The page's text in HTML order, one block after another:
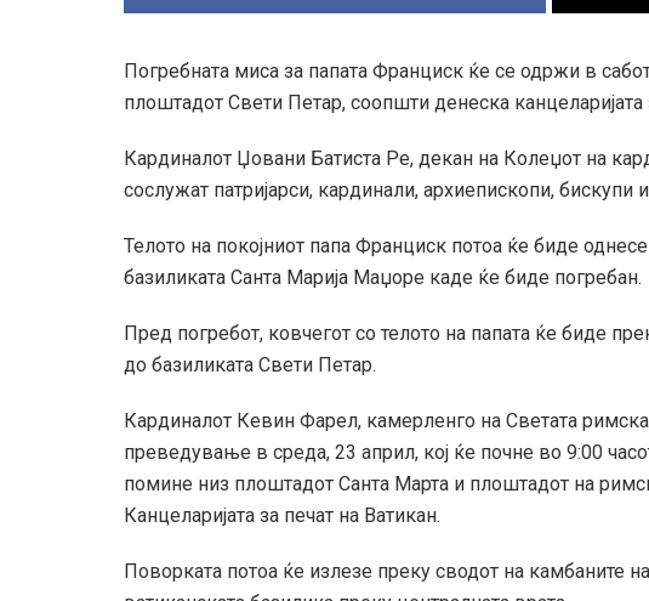
Погребната миса за папата Франциск ќе се одржи в
плоштадот Свети Петар, соопшти денеска канцеларијата
Кардиналот Џовани Батиста Ре, декан на Колеџот на
сослужат патријарси, кардинали, архиепископи,
Телото на покојниот папа Франциск потоа ќе биде
базиликата Санта Марија Маџоре каде ќе биде погребан.
Пред погребот, ковчегот со телото на папата ќе биде
до базиликата Свети Петар.
Кардиналот Кевин Фарел, камерленго на Светата
преведување в среда, 23 април, кој ќе почне во 9:00
помине низ плоштадот Санта Марта и плоштадот на
Канцеларијата за печат на Ватикан.
Поворката потоа ќе излезе преку сводот на камбаните